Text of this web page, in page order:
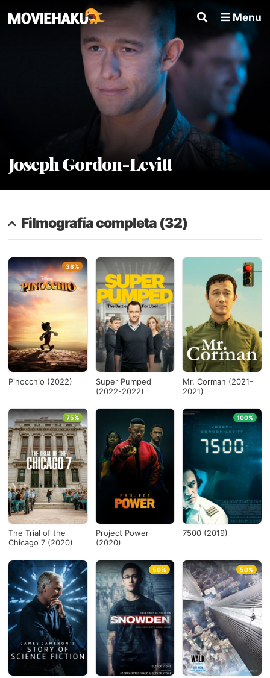
Menu
Joseph Gordon-Levitt
Filmografía completa (32)
Pinocchio (2022)
38%
Super Pumped
(2022-2022)
Mr. Corman (2021-
2021)
The Trial of the
Chicago 7 (2020)
75%
Project Power
(2020)
7500 (2019)
100%
50% 50%